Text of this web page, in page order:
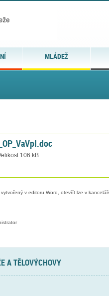
MLÁDEŽ
106 kB
v editoru Word, otevřít lze v
A TĚLOVÝCHOVY